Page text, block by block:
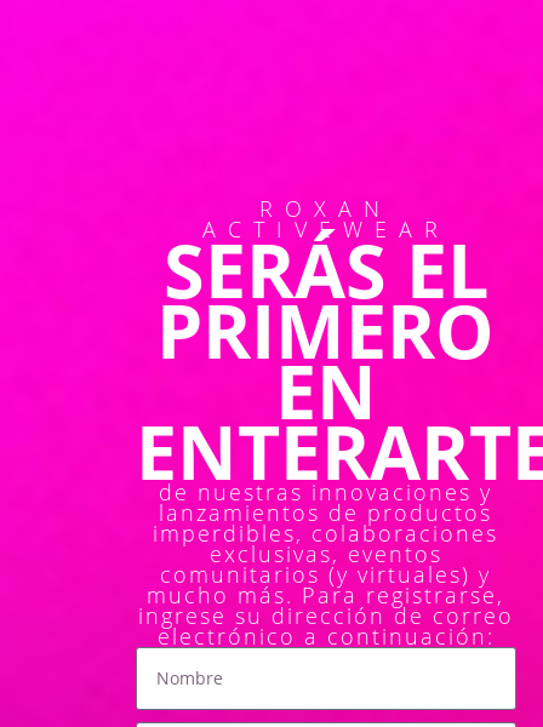
ROXAN
ACTIVEWEAR
SERÁS EL
PRIMERO
EN
de nuestras innovaciones y
lanzamientos de productos
imperdibles, colaboraciones
exclusivas, eventos
comunitarios (y virtuales) y
mucho más. Para registrarse,
ingrese su dirección de correo
electrónico a continuación: